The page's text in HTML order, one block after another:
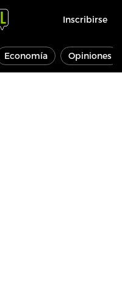
Inscribirse
Economía Opiniones